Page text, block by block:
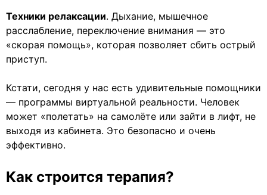
Техники релаксации. Дыхание, мышечное
расслабление, переключение внимания — это
«скорая помощь», которая позволяет сбить острый
приступ.
Кстати, сегодня у нас есть удивительные помощники
— программы виртуальной реальности. Человек
может «полетать» на самолёте или зайти в лифт, не
выходя из кабинета. Это безопасно и очень
эффективно.
Как строится терапия?